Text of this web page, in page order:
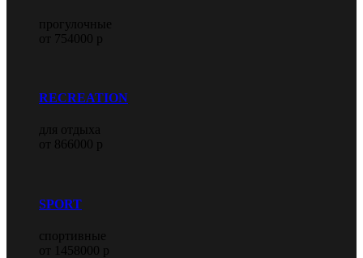
прогулочные
от 754000 р
RECREATION
для отдыха
от 866000 р
SPORT
спортивные
от 1458000 р